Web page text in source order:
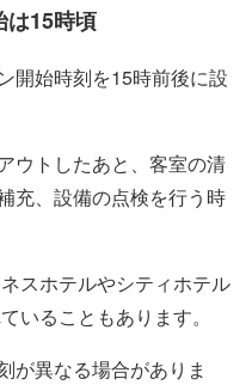
は15時頃
開始時刻を15時前後に設
ウトしたあと、客室の清
充、設備の点検を行う時
スホテルやシティホテル
いることもあります。
が異なる場合がありま